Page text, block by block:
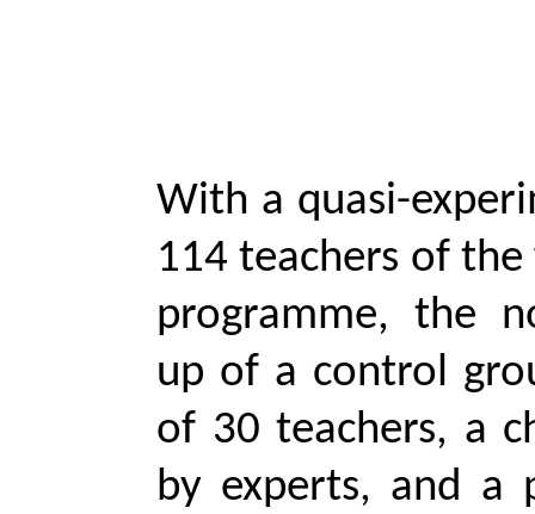
With a quasi-
114 teachers of
programme, the
up of a control
of 30 teachers, a
by experts, and